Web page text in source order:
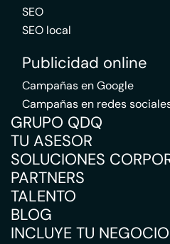
SEO
SEO local
Publicidad online
Campañas en Google
Campañas en redes
GRUPO QDQ
TU ASESOR
SOLUCIONES
PARTNERS
TALENTO
BLOG
INCLUYE TU